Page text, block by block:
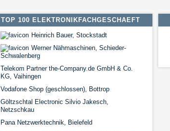
TOP 100 ELEKTRONIKFACHGESCHAEFT
Heinrich Bauer, Stockstadt
Werner Nähmaschinen, Schieder-
Schwalenberg
Telekom Partner the-Company.de GmbH & Co.
KG, Vaihingen
Vodafone Shop (geschlossen), Bottrop
Göltzschtal Electronic Silvio Jakesch,
Netzschkau
Pana Netzwerktechnik, Bielefeld